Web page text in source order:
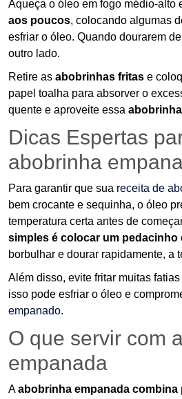
Aqueça o óleo em fogo médio-alto
aos poucos, colocando algumas
esfriar o óleo. Quando dourarem
outro lado.
Retire as abobrinhas fritas e
papel toalha para absorver o
quente e aproveite essa
Dicas Espertas
abobrinha
Para garantir que sua receita de
bem crocante e sequinha, o óleo
temperatura certa antes de
simples é colocar um pedacinho
borbulhar e dourar rapidamente, a
Além disso, evite fritar muitas
isso pode esfriar o óleo e
empanado.
O que servir com
empanada
Aabobrinha empanada combina